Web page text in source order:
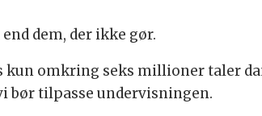
dem, der ikke gør.
kun omkring seks millioner taler
bør tilpasse undervisningen.